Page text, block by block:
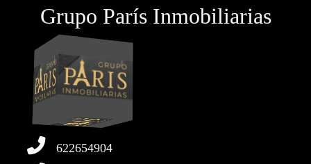
Grupo París Inmobiliarias
622654904